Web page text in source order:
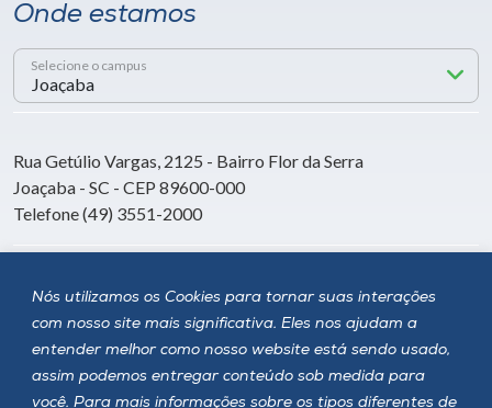
Nós utilizamos os Cookies para tornar suas interações
com nosso site mais significativa. Eles nos ajudam a
entender melhor como nosso website está sendo usado,
assim podemos entregar conteúdo sob medida para
você. Para mais informações sobre os tipos diferentes de
Onde estamos
Selecione o campus
Rua Getúlio Vargas, 2125 - Bairro Flor da Serra
Joaçaba - SC - CEP 89600-000
Telefone (49) 3551-2000
Siga a Unoesc